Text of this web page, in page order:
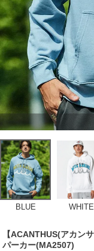
BLUE WHITE
【ACANTHUS(アカ
パーカー(MA2507)